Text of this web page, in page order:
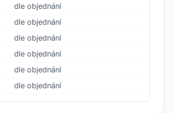
dle objednání
dle objednání
dle objednání
dle objednání
dle objednání
dle objednání